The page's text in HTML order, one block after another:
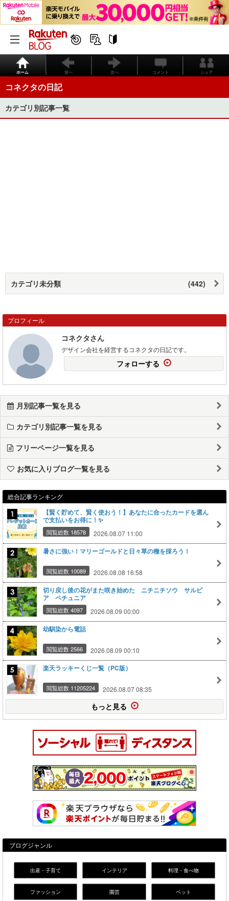
ホーム 前へ 次へ コメント シェア
コネクタの日記
カテゴリ別記事一覧
カテゴリ未分類 (442)
プロフィール
コネクタさん
デザイン会社を経営するコネクタの日記です。
フォローする
月別記事一覧を見る
カテゴリ別記事一覧を見る
フリーページ一覧を見る
お気に入りブログ一覧を見る
総合記事ランキング
【賢く貯めて、賢く使おう！】あなたに合ったカードを選ん
で支払いをお得に！✨
閲覧総数 18578 2026.08.07 11:00
暑さに強い！マリーゴールドと日々草の種を採ろう！
閲覧総数 10089 2026.08.08 16:58
切り戻し後の花がまた咲き始めた ニチニチソウ サルビ
ア ペチュニア
閲覧総数 4097 2026.08.09 00:00
幼馴染から電話
閲覧総数 2566 2026.08.09 00:10
楽天ラッキーくじ一覧（PC版）
閲覧総数 11205224 2026.08.07 08:35
もっと見る
ブログジャンル
出産・子育て インテリア 料理・食べ物
ファッション 園芸 ペット